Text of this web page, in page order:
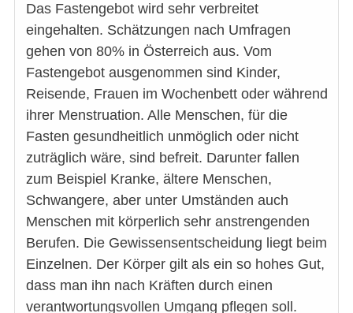
Das Fastengebot wird sehr verbreitet
eingehalten. Schätzungen nach Umfragen
gehen von 80% in Österreich aus. Vom
Fastengebot ausgenommen sind Kinder,
Reisende, Frauen im Wochenbett oder während
ihrer Menstruation. Alle Menschen, für die
Fasten gesundheitlich unmöglich oder nicht
zuträglich wäre, sind befreit. Darunter fallen
zum Beispiel Kranke, ältere Menschen,
Schwangere, aber unter Umständen auch
Menschen mit körperlich sehr anstrengenden
Berufen. Die Gewissensentscheidung liegt beim
Einzelnen. Der Körper gilt als ein so hohes Gut,
dass man ihn nach Kräften durch einen
verantwortungsvollen Umgang pflegen soll.